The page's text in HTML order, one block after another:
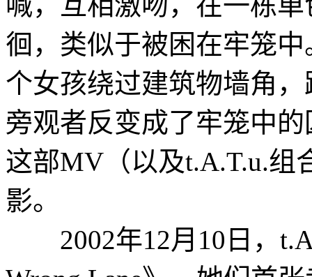
徊，类似于被困在牢笼
个女孩绕过建筑物墙角
旁观者反变成了牢笼中
这部MV（以及t.A.T.u.组
影。
2002年12月10日，